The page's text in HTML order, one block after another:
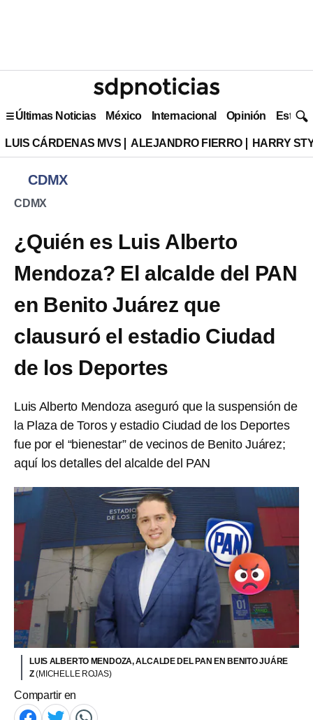
Últimas Noticias México Internacional Opinión Estilo
LUIS CÁRDENAS MVS ALEJANDRO FIERRO HARRY
CDMX
CDMX
¿Quién es Luis Alberto
Mendoza? El alcalde del PAN
en Benito Juárez que
clausuró el estadio Ciudad
de los Deportes
Luis Alberto Mendoza aseguró que la suspensión de
la Plaza de Toros y estadio Ciudad de los Deportes
fue por el “bienestar” de vecinos de Benito Juárez;
aquí los detalles del alcalde del PAN
LUIS ALBERTO MENDOZA, ALCALDE DEL PAN EN BENITO JUÁRE
Z(MICHELLE ROJAS)
Compartir en